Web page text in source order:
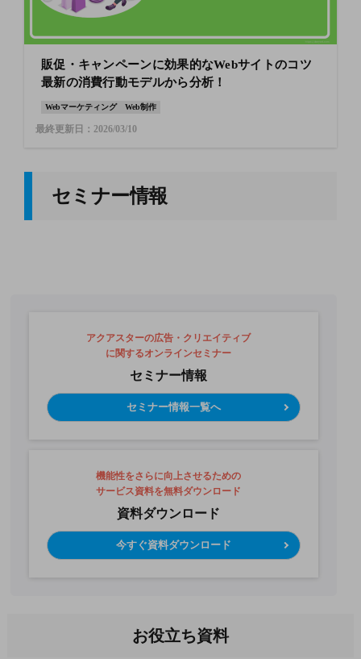
販促・キャンペーンに効果的なWebサイトのコツ
最新の消費行動モデルから分析！
Webマーケティング Web制作
最終更新日：2026/03/10
セミナー情報
アクアスターの広告・クリエイティブ
に関するオンラインセミナー
セミナー情報
セミナー情報一覧へ
機能性をさらに向上させるための
サービス資料を無料ダウンロード
資料ダウンロード
今すぐ資料ダウンロード
お役立ち資料